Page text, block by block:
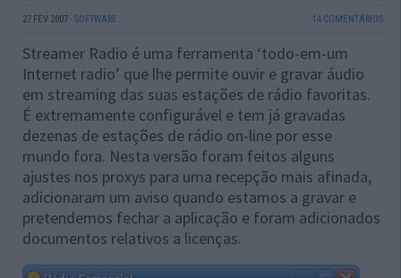
27 FEV 2007 · SOFTWARE 14 COMENTÁRIOS
Streamer Radio é uma ferramenta ‘todo-em-um
Internet radio’ que lhe permite ouvir e gravar áudio
em streaming das suas estações de rádio favoritas.
É extremamente configurável e tem já gravadas
dezenas de estações de rádio on-line por esse
mundo fora. Nesta versão foram feitos alguns
ajustes nos proxys para uma recepção mais afinada,
adicionaram um aviso quando estamos a gravar e
pretendemos fechar a aplicação e foram adicionados
documentos relativos a licenças.